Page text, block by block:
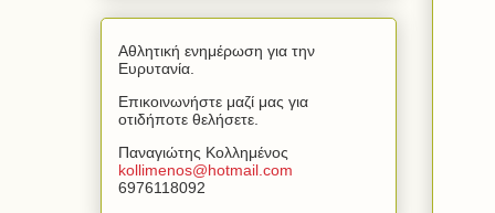
Αθλητική ενημέρωση για την
Ευρυτανία.
Επικοινωνήστε μαζί μας για
οτιδήποτε θελήσετε.
Παναγιώτης Κολλημένος
kollimenos@hotmail com
6976118092